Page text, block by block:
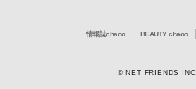
情報誌chaoo BEAUTY chaoo
© NET FRIENDS INC.